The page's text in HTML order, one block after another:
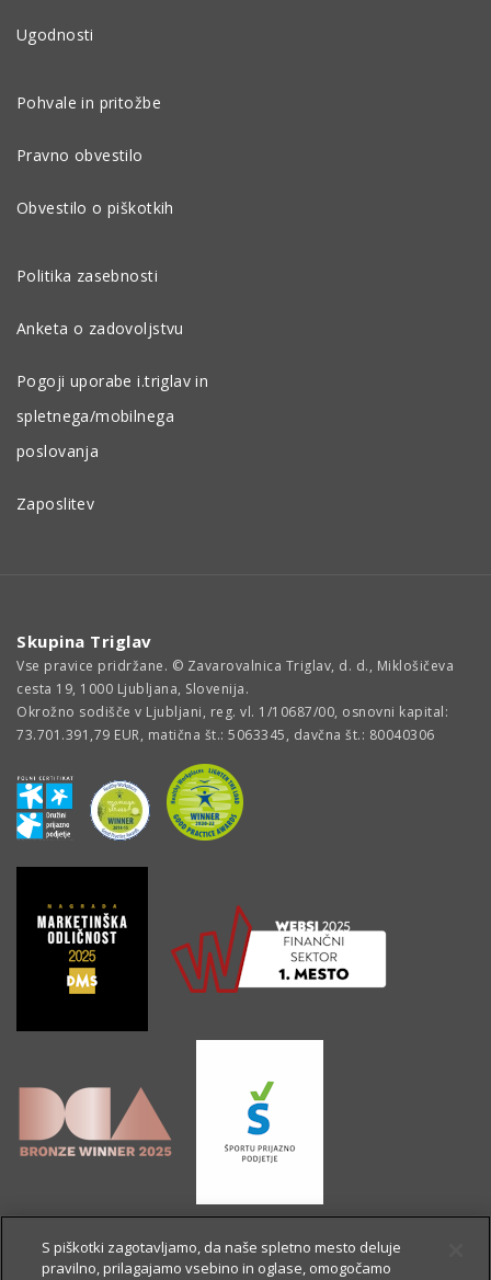
Ugodnosti
Pohvale in pritožbe
Pravno obvestilo
Obvestilo o piškotkih
Politika zasebnosti
Anketa o zadovoljstvu
Pogoji uporabe i.triglav in
spletnega/mobilnega
poslovanja
Zaposlitev
Skupina Triglav
Vse pravice pridržane. © Zavarovalnica Triglav, d. d., Miklošičeva
cesta 19, 1000 Ljubljana, Slovenija.
Okrožno sodišče v Ljubljani, reg. vl. 1/10687/00, osnovni kapital:
73.701.391,79 EUR, matična št.: 5063345, davčna št.: 80040306
S piškotki zagotavljamo, da naše spletno mesto deluje
pravilno, prilagajamo vsebino in oglase, omogočamo